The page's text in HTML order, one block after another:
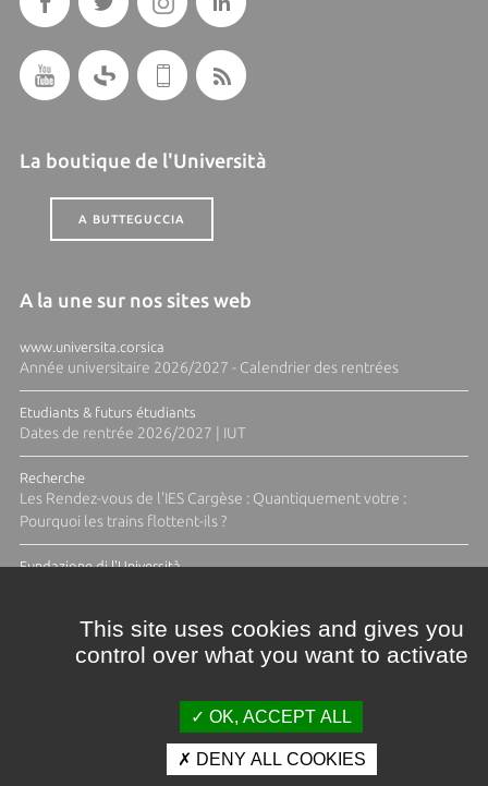
La boutique de l'Università
A BUTTEGUCCIA
A la une sur nos sites web
www.universita.corsica
Année universitaire 2026/2027 - Calendrier des rentrées
Etudiants & futurs étudiants
Dates de rentrée 2026/2027 | IUT
Recherche
Les Rendez-vous de l'IES Cargèse : Quantiquement votre :
Pourquoi les trains flottent-ils ?
Fundazione di l'Università
This site uses cookies and gives you
control over what you want to activate
OK, ACCEPT ALL
DENY ALL COOKIES